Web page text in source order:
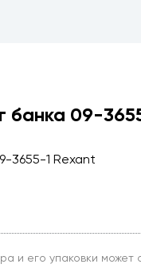
банка 09-
3655-1 Rexant
и его упаковки может